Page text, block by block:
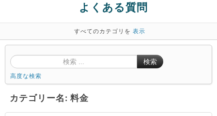
よくある質問
すべてのカテゴリを 表示
検索
高度な検索
カテゴリー名: 料金